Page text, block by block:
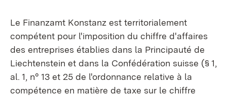
Le Finanzamt Konstanz est territorialement
compétent pour l'imposition du chiffre d'affaires
des entreprises établies dans la Principauté de
Liechtenstein et dans la Confédération suisse (§ 1,
al. 1, n° 13 et 25 de l'ordonnance relative à la
compétence en matière de taxe sur le chiffre